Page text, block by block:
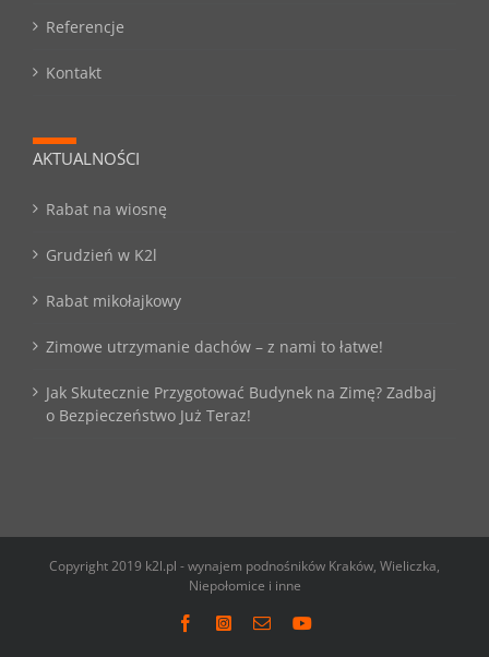
Referencje
Kontakt
AKTUALNOŚCI
Rabat na wiosnę
Grudzień w K2l
Rabat mikołajkowy
Zimowe utrzymanie dachów – z nami to łatwe!
Jak Skutecznie Przygotować Budynek na Zimę? Zadbaj
o Bezpieczeństwo Już Teraz!
Copyright 2019 k2l.pl - wynajem podnośników Kraków, Wieliczka,
Niepołomice i inne
FacebookInstagram
EmailYouTube